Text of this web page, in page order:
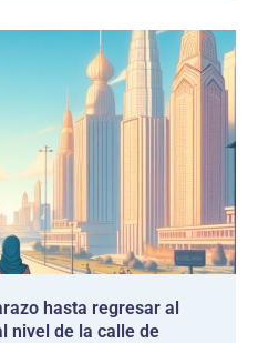
hasta regresar al
nivel de la calle de